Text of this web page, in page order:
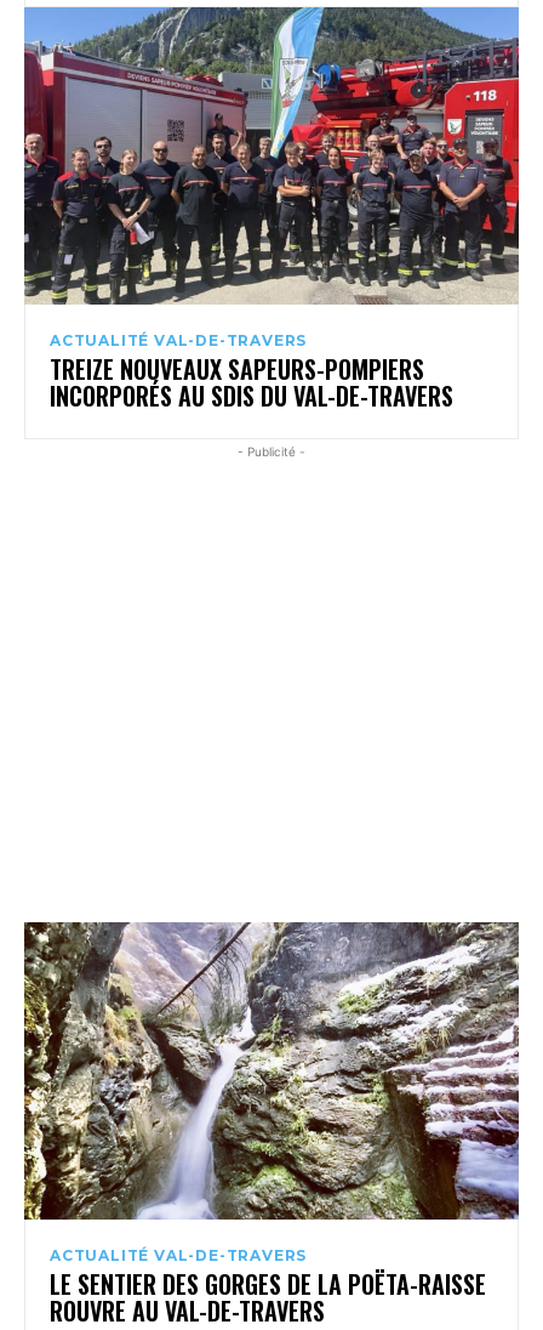
ACTUALITÉ VAL-DE-TRAVERS
TREIZE NOUVEAUX SAPEURS-POMPIERS
INCORPORÉS AU SDIS DU VAL-DE-TRAVERS
- Publicité -
ACTUALITÉ VAL-DE-TRAVERS
LE SENTIER DES GORGES DE LA POËTA-RAISSE
ROUVRE AU VAL-DE-TRAVERS